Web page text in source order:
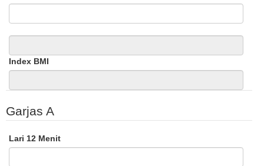
Index BMI
Garjas A
Lari 12 Menit